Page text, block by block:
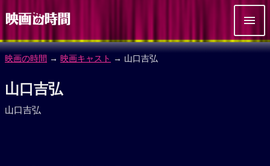
映画の時間 → 映画キャスト → 山口吉弘
山口吉弘
山口吉弘